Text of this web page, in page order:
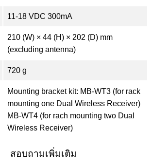
11-18 VDC 300mA
210 (W) × 44 (H) × 202 (D) mm
(excluding antenna)
720 g
Mounting bracket kit: MB-WT3 (for rack
mounting one Dual Wireless Receiver)
MB-WT4 (for rach mounting two Dual
Wireless Receiver)
สอบถามเพิ่มเติม